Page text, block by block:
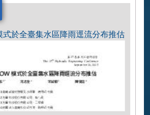
婷、陳俊廷、陳振宇
式於全臺集水區降雨逕流分布推估